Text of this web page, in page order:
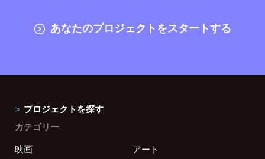
あなたのプロジェクトをスタートする
プロジェクトを探す
カテゴリー
映画
アート